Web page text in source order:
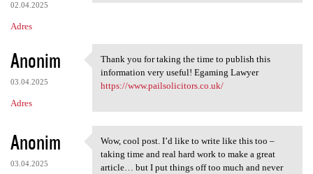
02.04.2025
Adres
Anonim
03.04.2025
Adres
Thank you for taking the time
Thank you for taking the time to publish this
information very useful! Egaming Lawyer
https://www.pailsolicitors.co.uk/
Anonim
03.04.2025
Wow, cool post. I’d like to
Wow, cool post. I’d like to write like this too –
taking time and real hard work to make a great
article… but I put things off too much and never